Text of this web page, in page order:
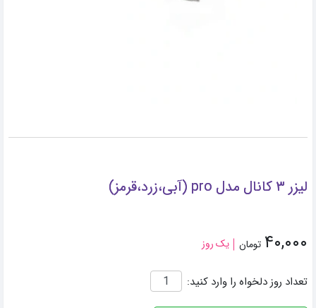
لیزر ۳ کانال مدل pro (آبی،زرد،قرمز)
۴۰,۰۰۰ تومان یک روز
تعداد روز دلخواه را وارد کنید: